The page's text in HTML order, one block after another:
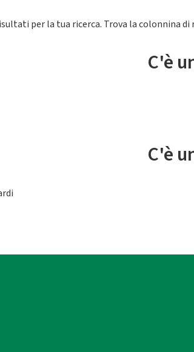
per la tua ricerca. Trova la colonnina
C'è
C'è